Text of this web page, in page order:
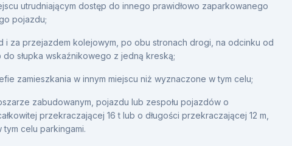
utrudniającym dostęp do innego prawidłowo zaparkowanego
pojazdu;
i za przejazdem kolejowym, po obu stronach drogi, na odcinku od
słupka wskaźnikowego z jedną kreską;
zamieszkania w innym miejscu niż wyznaczone w tym celu;
zabudowanym, pojazdu lub zespołu pojazdów o
przekraczającej 16 t lub o długości przekraczającej 12 m,
celu parkingami.